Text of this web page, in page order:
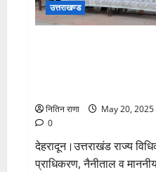
की
डीएम
ने
उत्तराखण्ड
नितिन राणा
May 20, 2025
0
देहरादून।उत्तराखंड राज्य
प्राधिकरण, नैनीताल व